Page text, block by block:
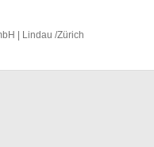
| Lindau /Zürich